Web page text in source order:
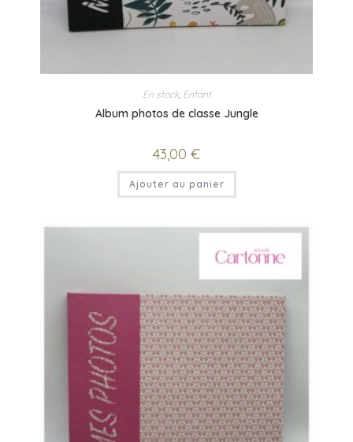
En stock, Enfant
Album photos de classe Jungle
43,00 €
Ajouter au panier